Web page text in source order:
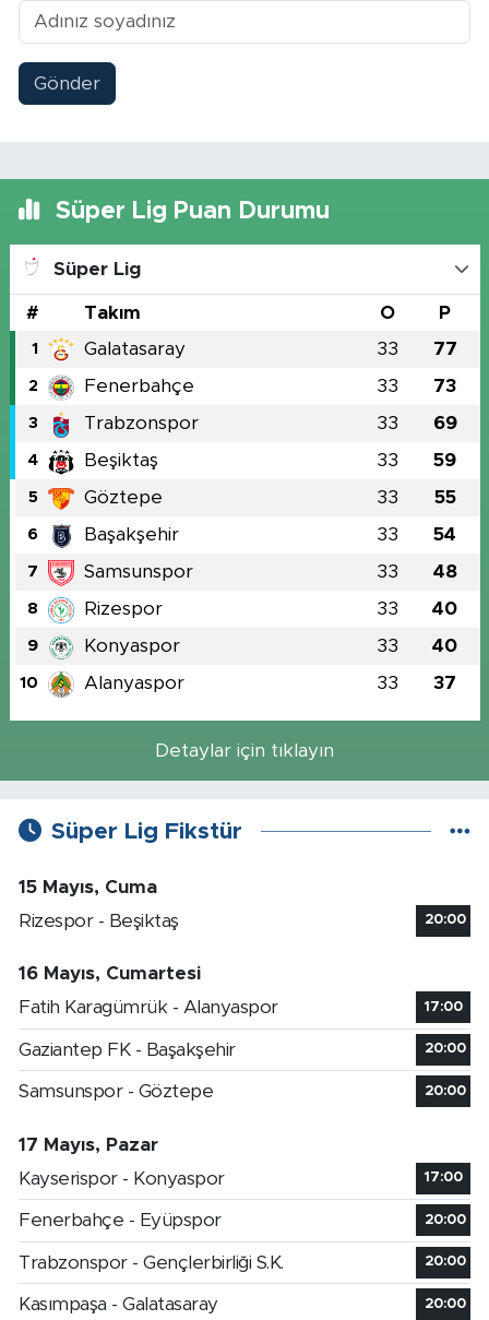
Gönder
Süper Lig Puan Durumu
Süper Lig
# Takım O P
1 Galatasaray 33 77
2 Fenerbahçe 33 73
3 Trabzonspor 33 69
4 Beşiktaş 33 59
5 Göztepe 33 55
6 Başakşehir 33 54
7 Samsunspor 33 48
8 Rizespor 33 40
9 Konyaspor 33 40
10 Alanyaspor 33 37
Detaylar için tıklayın
Süper Lig Fikstür
15 Mayıs, Cuma
Rizespor - Beşiktaş
20:00
16 Mayıs, Cumartesi
Fatih Karagümrük - Alanyaspor
17:00
Gaziantep FK - Başakşehir 20:00
Samsunspor - Göztepe 20:00
17 Mayıs, Pazar
Kayserispor - Konyaspor
17:00
Fenerbahçe - Eyüpspor 20:00
Trabzonspor - Gençlerbirliği S.K. 20:00
Kasımpaşa - Galatasaray 20:00